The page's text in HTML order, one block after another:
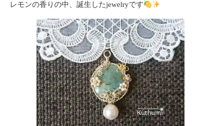
レモンの香りの中、誕生したjewelryです